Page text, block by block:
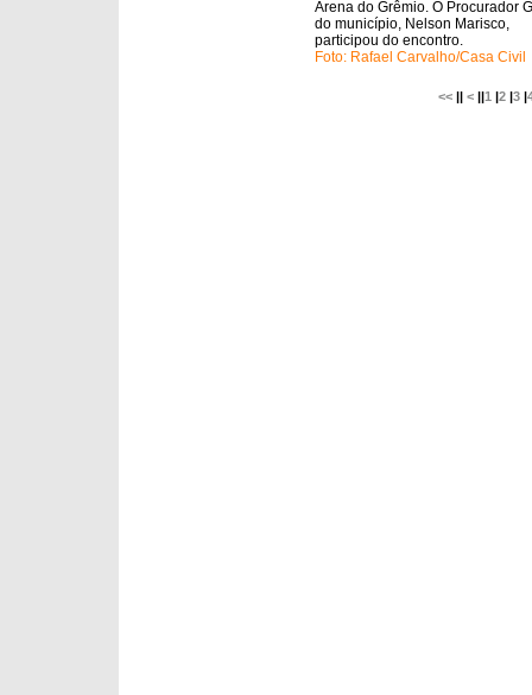
Arena do Grêmio. O Procurador
do município, Nelson Marisco,
participou do encontro.
Foto: Rafael Carvalho/Casa Civil
<< ||< ||1 |2 |3 |